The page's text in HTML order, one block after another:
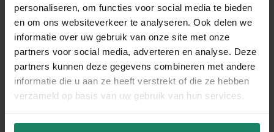
personaliseren, om functies voor social media te bieden
en om ons websiteverkeer te analyseren. Ook delen we
informatie over uw gebruik van onze site met onze
partners voor social media, adverteren en analyse. Deze
partners kunnen deze gegevens combineren met andere
informatie die u aan ze heeft verstrekt of die ze hebben
verzameld op basis van uw gebruik van hun services.